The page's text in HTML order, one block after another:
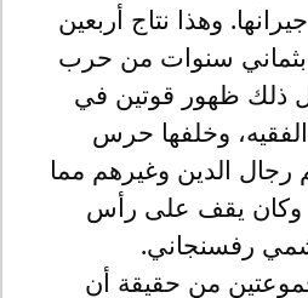
وهذا نتاج أربعين
بثماني سنوات من حرب
ذلك ظهور قوتين في
الفقيه، وخلفها حرس
رجال الدين وغيرهم مما
وكان يقف على رأس
رفسنجاني.
من حقيقة أن